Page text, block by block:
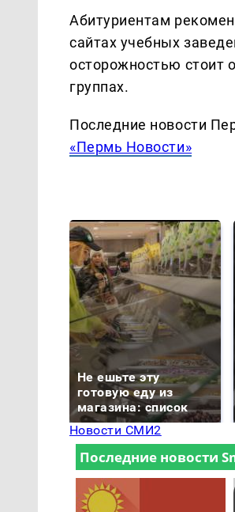
Абитуриентам
сайтах учебных
осторожностью стоит
группах.
Последние новости
«Пермь Новости»
Не ешьте эту
готовую еду из
магазина: список
Новости СМИ2